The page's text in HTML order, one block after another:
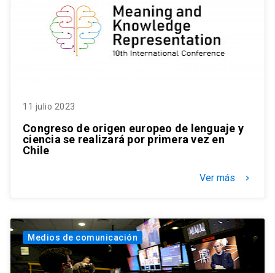
11 julio 2023
Congreso de origen europeo de lenguaje y
ciencia se realizará por primera vez en
Chile
Ver más keyboard_arrow_right
Medios de comunicación